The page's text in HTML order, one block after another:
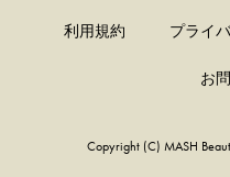
利用規約 プライ
お
Copyright (C) MASH